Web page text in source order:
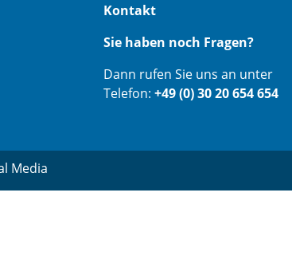
Kontakt
Sie haben noch Fragen?
Dann rufen Sie uns an unter
Telefon: +49 (0) 30 20 654 654
Media